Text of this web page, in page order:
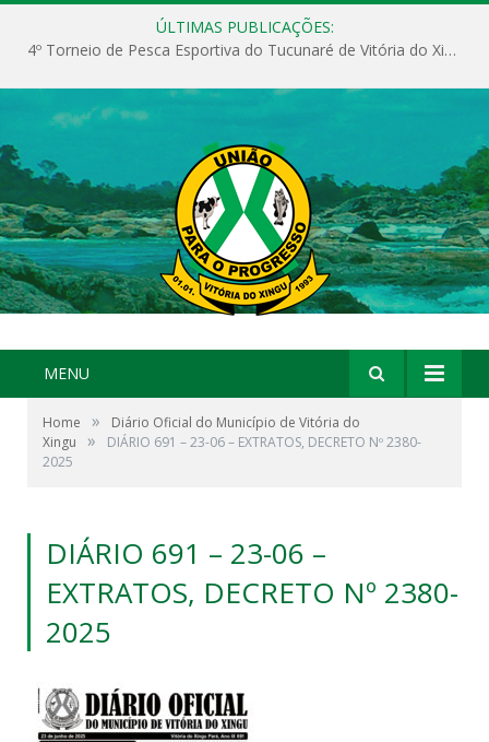
ÚLTIMAS PUBLICAÇÕES:
4º Torneio de Pesca Esportiva do Tucunaré de Vitória do Xingu
MENU
Home »
Diário Oficial do Município de Vitória do
Xingu
»
DIÁRIO 691 – 23-06 – EXTRATOS, DECRETO Nº 2380-
2025
DIÁRIO 691 – 23-06 –
EXTRATOS, DECRETO Nº 2380-
2025